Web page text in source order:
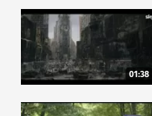
01:38